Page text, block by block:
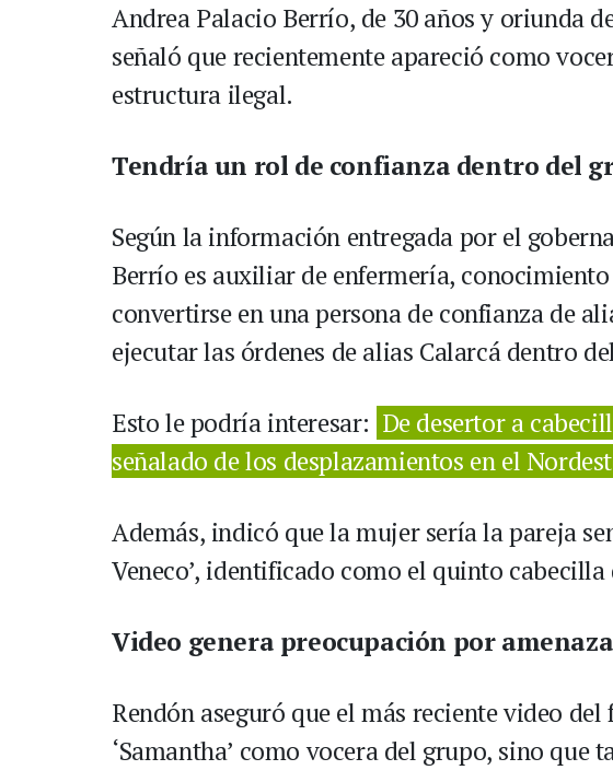
Andrea Palacio Berrío, de 30 años y oriunda
señaló que recientemente apareció como
estructura ilegal.
Tendría un rol de confianza dentro del
Según la información entregada por el
Berrío es auxiliar de enfermería,
convertirse en una persona de confianza de
ejecutar las órdenes de alias Calarcá dentro
Esto le podría interesar: De desertor a
señalado de los desplazamientos en el
Además, indicó que la mujer sería la pareja
Veneco’, identificado como el quinto cabecilla
Video genera preocupación por
Rendón aseguró que el más reciente video
‘Samantha’ como vocera del grupo, sino que